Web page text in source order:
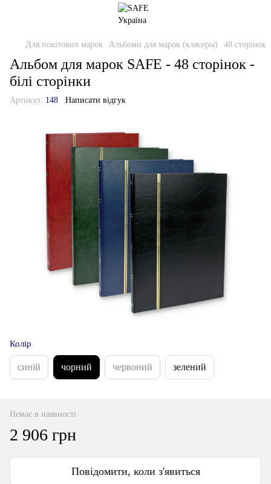
Для поштових марок Альбоми для марок (клясеры) 48 сторінок
Альбом для марок SAFE - 48 сторінок -
білі сторінки
Артикул: 148 Написати відгук
Колір
синій чорний червоний зелений
Немає в наявності
2 906 грн
Повідомити, коли з'явиться